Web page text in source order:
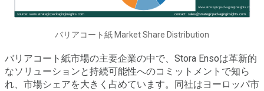
バリアコート紙 Market Share Distribution
バリアコート紙市場の主要企業の中で、Stora Ensoは革新的
なソリューションと持続可能性へのコミットメントで知ら
れ、市場シェアを大きく占めています。同社はヨーロッパ市